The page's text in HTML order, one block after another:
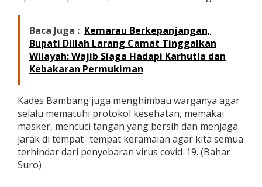
u
n
2
0
2
Baca Juga : Kemarau Berkepanjangan,
Bupati Dillah Larang Camat Tinggalkan
Wilayah: Wajib Siaga Hadapi Karhutla dan
Kebakaran Permukiman
Kades Bambang juga menghimbau warganya agar
selalu mematuhi protokol kesehatan, memakai
masker, mencuci tangan yang bersih dan menjaga
jarak di tempat- tempat keramaian agar kita semua
terhindar dari penyebaran virus covid-19. (Bahar
Suro)